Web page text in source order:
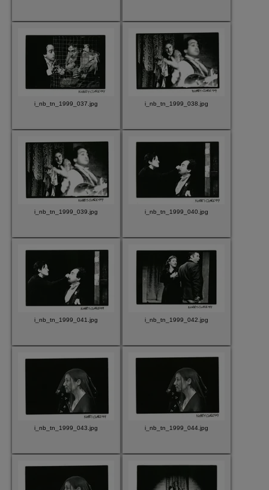
i_nb_tn_1999_037.jpg i_nb_tn_1999_038.jpg
i_nb_tn_1999_039.jpg i_nb_tn_1999_040.jpg
i_nb_tn_1999_041.jpg i_nb_tn_1999_042.jpg
i_nb_tn_1999_043.jpg i_nb_tn_1999_044.jpg